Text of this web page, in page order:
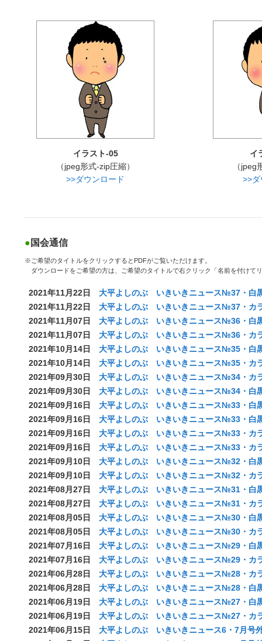
イラスト-05
（jpeg形式-zip圧縮）
>>ダウンロード
イ
（jpeg
>>
国会通信
※ご希望のタイトルをクリックするとPDFがご覧いただけます。
ダウンロードをご希望の方は、ご希望のタイトルで右クリック「名前を付けて
2021年11月22日
大平よしのぶ いきいきニュース№37・白
2021年11月22日
大平よしのぶ いきいきニュース№37・カ
2021年11月07日
大平よしのぶ いきいきニュース№36・白
2021年11月07日
大平よしのぶ いきいきニュース№36・カ
2021年10月14日
大平よしのぶ いきいきニュース№35・白
2021年10月14日
大平よしのぶ いきいきニュース№35・カ
2021年09月30日
大平よしのぶ いきいきニュース№34・カ
2021年09月30日
大平よしのぶ いきいきニュース№34・白
2021年09月16日
大平よしのぶ いきいきニュース№33・白
2021年09月16日
大平よしのぶ いきいきニュース№33・白
2021年09月16日
大平よしのぶ いきいきニュース№33・カ
2021年09月16日
大平よしのぶ いきいきニュース№33・カ
2021年09月10日
大平よしのぶ いきいきニュース№32・白
2021年09月10日
大平よしのぶ いきいきニュース№32・カ
2021年08月27日
大平よしのぶ いきいきニュース№31・白
2021年08月27日
大平よしのぶ いきいきニュース№31・カ
2021年08月05日
大平よしのぶ いきいきニュース№30・白
2021年08月05日
大平よしのぶ いきいきニュース№30・カ
2021年07月16日
大平よしのぶ いきいきニュース№29・白
2021年07月16日
大平よしのぶ いきいきニュース№29・カ
2021年06月28日
大平よしのぶ いきいきニュース№28・カ
2021年06月28日
大平よしのぶ いきいきニュース№28・白
2021年06月19日
大平よしのぶ いきいきニュース№27・白
2021年06月19日
大平よしのぶ いきいきニュース№27・カ
2021年06月15日
大平よしのぶ いきいきニュース6・7月号